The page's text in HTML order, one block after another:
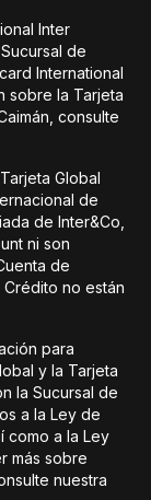
Inter
de
International
sobre la Tarjeta
consulte
Global
de
de Inter&Co,
ni son
de
Crédito no están
para
y la Tarjeta
la Sucursal de
a la Ley de
como a la Ley
más sobre
nuestra